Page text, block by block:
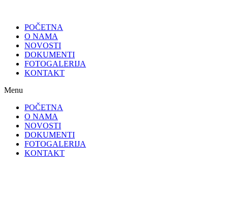
POČETNA
O NAMA
NOVOSTI
DOKUMENTI
FOTOGALERIJA
KONTAKT
Menu
POČETNA
O NAMA
NOVOSTI
DOKUMENTI
FOTOGALERIJA
KONTAKT